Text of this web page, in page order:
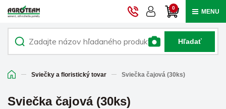
0 MENU
Hľadať
Sviečky a floristický tovar Sviečka čajová (30ks)
Sviečka čajová (30ks)